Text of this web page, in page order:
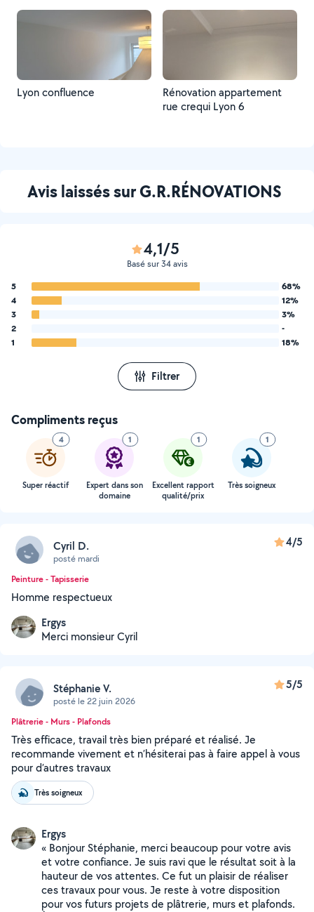
Lyon confluence
Rénovation appartement
rue crequi Lyon 6
Avis laissés sur G.R.RÉNOVATIONS
4,1/5
Basé sur 34 avis
5
68%
4
12%
3
3%
2
-
1
18%
Filtrer
Compliments reçus
4
Super réactif
1
Expert dans son
domaine
1
Excellent rapport
qualité/prix
1
Très soigneux
Cyril D.
posté mardi
4/5
Peinture - Tapisserie
Homme respectueux
Ergys
Merci monsieur Cyril
Stéphanie V.
posté le 22 juin 2026
5/5
Plâtrerie - Murs - Plafonds
Très efficace, travail très bien préparé et réalisé. Je
recommande vivement et n’hésiterai pas à faire appel à vous
pour d’autres travaux
Très soigneux
Ergys
« Bonjour Stéphanie, merci beaucoup pour votre avis
et votre confiance. Je suis ravi que le résultat soit à la
hauteur de vos attentes. Ce fut un plaisir de réaliser
ces travaux pour vous. Je reste à votre disposition
pour vos futurs projets de plâtrerie, murs et plafonds.